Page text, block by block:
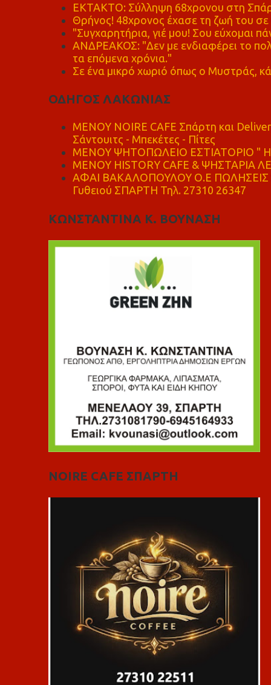
ΕΚΤΑΚΤΟ: Σύλληψη 68χρονου στη
Θρήνος! 48χρονος έχασε τη ζωή του
"Συγχαρητήρια, γιέ μου! Σου εύχομαι
ΑΝΔΡΕΑΚΟΣ: "Δεν με ενδιαφέρει το
τα επόμενα χρόνια."
Σε ένα μικρό χωριό όπως ο Μυστράς,
ΟΔΗΓΟΣ ΛΑΚΩΝΙΑΣ
MENOY NOIRE CAFE Σπάρτη και
Σάντουιτς - Μπεκέτες - Πίτες
ΜΕΝΟΥ ΨΗΤΟΠΩΛΕΙΟ ΕΣΤΙΑΤΟΡΙΟ "
ΜΕΝΟΥ HISTORY CAFE & ΨΗΣΤΑΡΙΑ
ΑΦΑΙ ΒΑΚΑΛΟΠΟΥΛΟΥ Ο.Ε ΠΩΛΗΣΕΙΣ
Γυθειού ΣΠΑΡΤΗ Τηλ. 27310 26347
ΚΩΝΣΤΑΝΤΙΝΑ Κ. ΒΟΥΝΑΣΗ
NOIRE CAFE ΣΠΑΡΤΗ